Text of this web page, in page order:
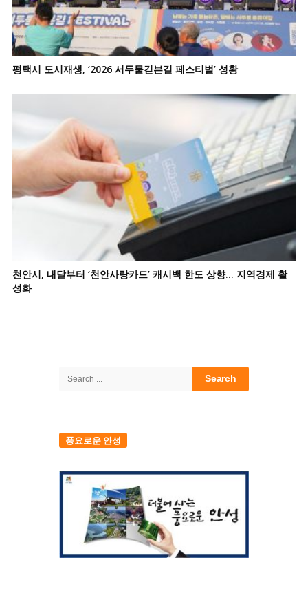
평택시 도시재생, ‘2026 서두물긷븐길 페스티벌’ 성황
천안시, 내달부터 ‘천안사랑카드’ 캐시백 한도 상향… 지역경제 활
성화
Search
풍요로운 안성